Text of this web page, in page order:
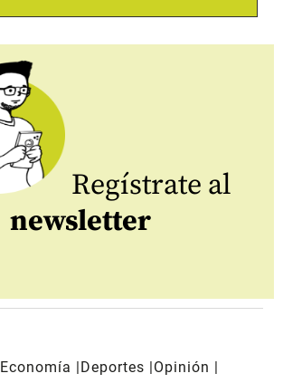
Regístrate al
newsletter
Economía Deportes
Opinión